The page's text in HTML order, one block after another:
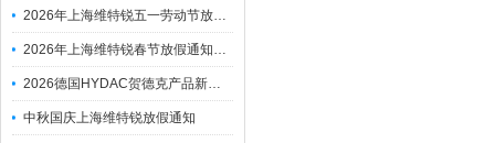
2026年上海维特锐五一劳动节放假通知
2026年上海维特锐春节放假通知及调班安排
2026德国HYDAC贺德克产品新到一批现货
中秋国庆上海维特锐放假通知